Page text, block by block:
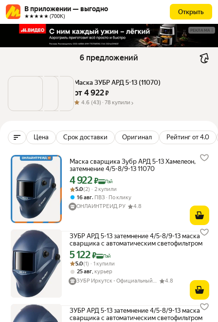
В приложении — выгодно
★★★★★ (700К)
Открыть
РЕКЛАМА
6 предложений
Маска ЗУБР АРД 5-13 (11070)
от 4 922 ₽
4.6 (43) · 78 купили
Цена Срок доставки Оригинал Рейтинг от 4.0
Маска сварщика Зубр АРД 5-13 Хамелеон,
затемнение 4/5-8/9-13 11070
Цена с картой Яндекс Пэй 4922 ₽ вместо
4 922₽ Пэй
Рейтинг товара: 5.0 из 5
Оценок: (2) · 2 купили
5.0(2) · 2 купили
16 авг, ПВЗ
По клику
ОНЛАЙНТРЕЙД.РУ
4.8
ЗУБР АРД 5-13 затемнение 4/5-8/9-13 маска
сварщика с автоматическим светофильтром
Цена с картой Яндекс Пэй 5122 ₽ вместо
5 122₽ Пэй
Рейтинг товара: 5.0 из 5
Оценок: (1) · 1 купили
5.0(1) · 1 купили
25 авг, курьер
ЗУБР Иркутск - Официальный магазин
4.8
ЗУБР АРД 5-13 затемнение 4/5-8/9-13 маска
сварщика с автоматическим светофильтром